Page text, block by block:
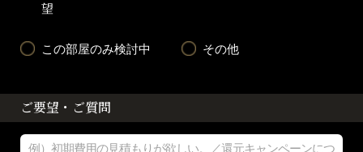
望
この部屋のみ検討中 その他
ご要望・ご質問